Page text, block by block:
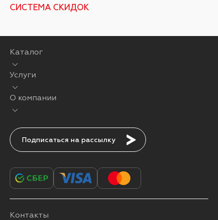
СИСТЕМА СКИДОК
Каталог
Услуги
О компании
Подписаться
Контакты